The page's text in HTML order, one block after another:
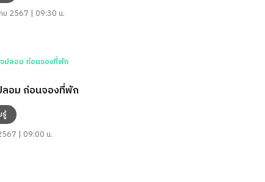
ม 2567 | 09:30 น.
ลอม ก่อนจองที่พัก
รู้
| 09:00 น.